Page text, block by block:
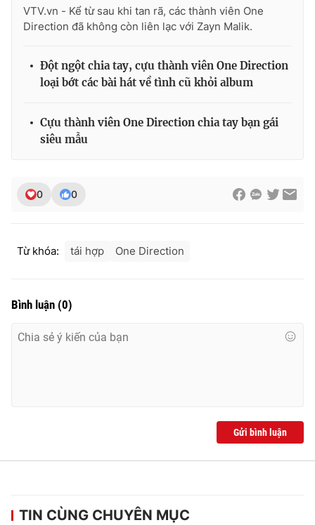
Ðiện thoại Thời báo VTV:024.66 897 897
Email:toasoan@vtv.vn
® Cấm sao chép dưới mọi hình thức nếu không có sự chấp
thuận bằng văn bản. Ghi rõ nguồn VTV.vn khi phát hành lại
VTV.vn - Kể từ sau khi tan rã, các thành viên One
Direction đã không còn liên lạc với Zayn Malik.
Đột ngột chia tay, cựu thành viên One Direction
loại bớt các bài hát về tình cũ khỏi album
Cựu thành viên One Direction chia tay bạn gái
siêu mẫu
0 0
Từ khóa: tái hợp One Direction
Bình luận (0)
Gửi bình luận
TIN CÙNG CHUYÊN MỤC